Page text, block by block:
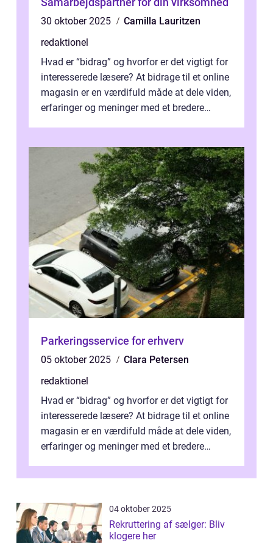
30 oktober 2025
Camilla Lauritzen
redaktionel
Hvad er “bidrag” og hvorfor er det vigtigt for
interesserede læsere? At bidrage til et online
magasin er en værdifuld måde at dele viden,
erfaringer og meninger med et bredere
Parkeringsservice for erhverv
05 oktober 2025
Clara Petersen
redaktionel
Hvad er “bidrag” og hvorfor er det vigtigt for
interesserede læsere? At bidrage til et online
magasin er en værdifuld måde at dele viden,
erfaringer og meninger med et bredere
04 oktober 2025
Rekruttering af sælger: Bliv
klogere her